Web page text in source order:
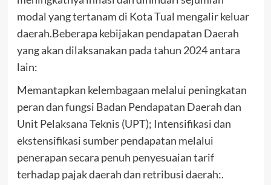
modal yang tertanam di Kota Tual mengalir keluar
daerah.Beberapa kebijakan pendapatan Daerah
yang akan dilaksanakan pada tahun 2024 antara
lain:
Memantapkan kelembagaan melalui peningkatan
peran dan fungsi Badan Pendapatan Daerah dan
Unit Pelaksana Teknis (UPT); Intensifikasi dan
ekstensifikasi sumber pendapatan melalui
penerapan secara penuh penyesuaian tarif
terhadap pajak daerah dan retribusi daerah:.